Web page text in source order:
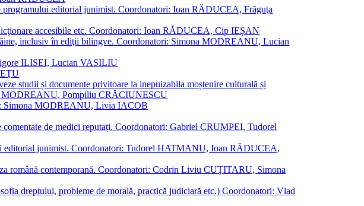
editorial junimist. Coordonatori: Ioan RĂDUCEA, Frăguţa
accesibile etc. Coordonatori: Ioan RĂDUCEA, Cip IEȘAN
inclusiv în ediţii bilingve. Coordonatori: Simona MODREANU, Lucian
ILISEI, Lucian VASILIU
studii și documente privitoare la inepuizabila moștenire culturală și
MODREANU, Pompiliu CRĂCIUNESCU
Simona MODREANU, Livia IACOB
de medici reputați. Coordonatori: Gabriel CRUMPEI, Tudorel
editorial junimist. Coordonatori: Tudorel HATMANU, Ioan RĂDUCEA,
română contemporană. Coordonatori: Codrin Liviu CUŢITARU, Simona
dreptului, probleme de morală, practică judiciară etc.) Coordonatori: Vlad